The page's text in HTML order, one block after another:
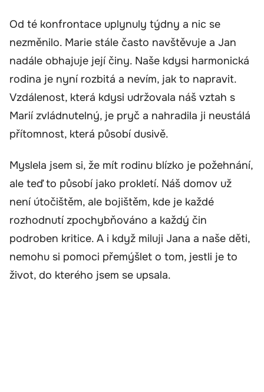
Od té konfrontace uplynuly týdny a nic se
nezměnilo. Marie stále často navštěvuje a Jan
nadále obhajuje její činy. Naše kdysi harmonická
rodina je nyní rozbitá a nevím, jak to napravit.
Vzdálenost, která kdysi udržovala náš vztah s
Marií zvládnutelný, je pryč a nahradila ji neustálá
přítomnost, která působí dusivě.
Myslela jsem si, že mít rodinu blízko je požehnání,
ale teď to působí jako prokletí. Náš domov už
není útočištěm, ale bojištěm, kde je každé
rozhodnutí zpochybňováno a každý čin
podroben kritice. A i když miluji Jana a naše děti,
nemohu si pomoci přemýšlet o tom, jestli je to
život, do kterého jsem se upsala.